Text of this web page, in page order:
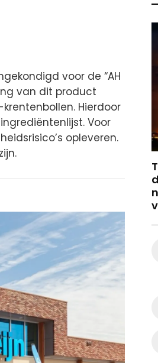
voor de “AH
van dit product
Hierdoor
Voor
opleveren.